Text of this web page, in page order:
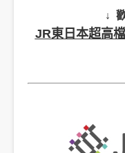
↓
JR東日本超高